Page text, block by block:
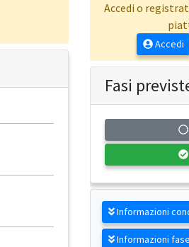
Accedi o
Accedi
Fasi
Informazioni
Informazioni fase